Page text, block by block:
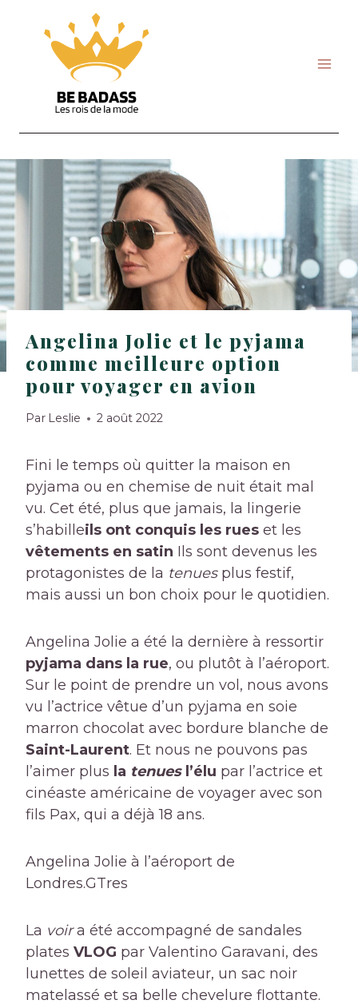
content
Angelina Jolie et le pyjama
comme meilleure option
pour voyager en avion
Par Leslie 2 août 2022
Fini le temps où quitter la maison en
pyjama ou en chemise de nuit était mal
vu. Cet été, plus que jamais, la lingerie
s’habilleils ont conquis les rues et les
vêtements en satin Ils sont devenus les
protagonistes de la tenues plus festif,
mais aussi un bon choix pour le quotidien.
Angelina Jolie a été la dernière à ressortir
pyjama dans la rue, ou plutôt à l’aéroport.
Sur le point de prendre un vol, nous avons
vu l’actrice vêtue d’un pyjama en soie
marron chocolat avec bordure blanche de
Saint-Laurent. Et nous ne pouvons pas
l’aimer plus la tenues l’élu par l’actrice et
cinéaste américaine de voyager avec son
fils Pax, qui a déjà 18 ans.
Angelina Jolie à l’aéroport de
Londres.GTres
La voira été accompagné de sandales
plates VLOG par Valentino Garavani, des
lunettes de soleil aviateur, un sac noir
matelassé et sa belle chevelure flottante.